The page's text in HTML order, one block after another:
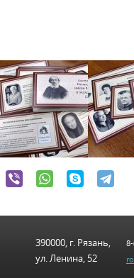
390000, г. Рязань,
ул. Ленина, 52